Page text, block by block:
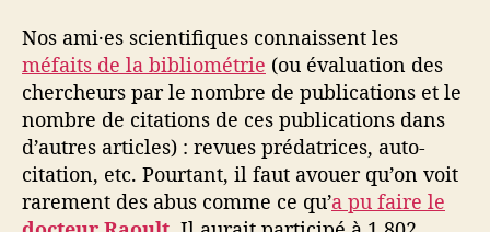
u
t
,
r
a
p
p
o
Nos ami·es scientifiques connaissent les
méfaits de la bibliométrie (ou évaluation des
chercheurs par le nombre de publications et le
nombre de citations de ces publications dans
d’autres articles) : revues prédatrices, auto-
citation, etc. Pourtant, il faut avouer qu’on voit
rarement des abus comme ce qu’a pu faire le